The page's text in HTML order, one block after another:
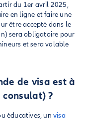
du 1er avril 2025,
en ligne et faire une
être accepté dans le
sera obligatoire pour
et sera valable
de visa est à
?
éducatives, un visa